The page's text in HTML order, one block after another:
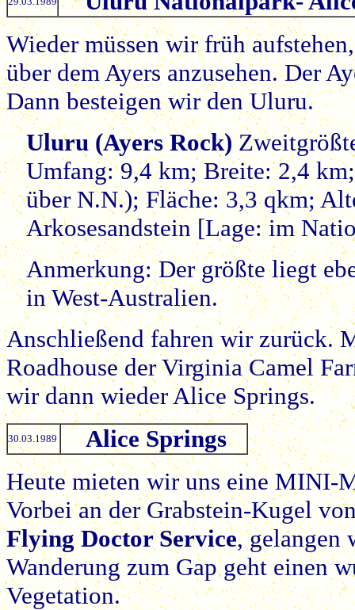
Wieder müssen wir früh
über dem Ayers anzusehen. Der
Dann besteigen wir den Uluru.
Uluru (Ayers Rock)
Umfang: 9,4 km; Breite: 2,4
über N.N.); Fläche: 3,3 qkm;
Arkosesandstein [Lage: im
Anmerkung: Der größte liegt
in West-Australien.
Anschließend fahren wir zurück.
Roadhouse der Virginia Camel
wir dann wieder Alice Springs.
30.03.1989
Alice Springs
Heute mieten wir uns eine MINI-
Vorbei an der Grabstein-Kugel
Flying Doctor Service, gelangen
Wanderung zum Gap geht einen
Vegetation.